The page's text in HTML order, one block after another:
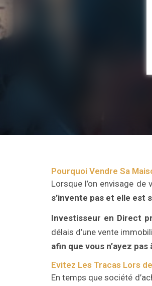
Pourquoi Vendre Sa
Lorsque l’on envisage
s’invente pas et elle
Investisseur en Direct
délais d’une vente
afin que vous n’ayez
Evitez Les Tracas Lors
En temps que société